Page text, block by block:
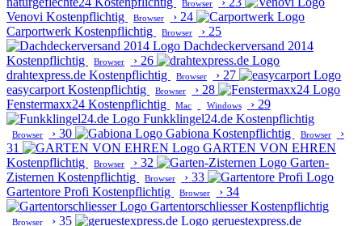
Browser
Venovi Kostenpflichtig Browser › 24
Carportwerk Kostenpflichtig Browser › 25
Dachdeckerversand 2014
Kostenpflichtig
Browser › 26
drahtexpress.de Kostenpflichtig Browser › 27
easycarport Kostenpflichtig Browser › 28
Fenstermaxx24 Kostenpflichtig Mac Windows › 29
Funkklingel24.de Kostenpflichtig
Browser › 30 Gabiona Kostenpflichtig Browser
›
31
GARTEN VON EHREN
Kostenpflichtig
Browser › 32
Garten-
Zisternen Kostenpflichtig Browser › 33
Gartentore Profi Kostenpflichtig Browser › 34
Gartentorschliesser Kostenpflichtig
Browser › 35
geruestexpress.de